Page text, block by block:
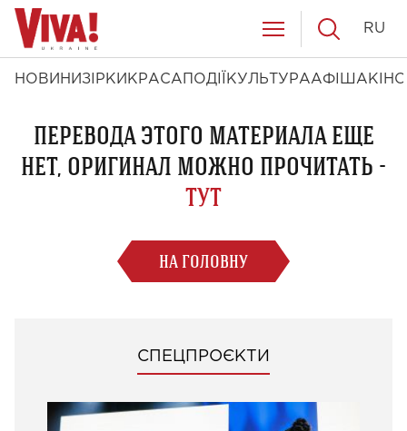
НОВИНИ ЗІРКИ КРАСА ПОДІЇ КУЛЬТУРААФІША КІНО
RU
ПЕРЕВОДА ЭТОГО МАТЕРИАЛА ЕЩЕ
НЕТ, ОРИГИНАЛ МОЖНО ПРОЧИТАТЬ -
ТУТ
НА ГОЛОВНУ
СПЕЦПРОЄКТИ